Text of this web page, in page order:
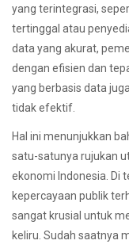
yang terintegrasi,
tertinggal atau
data yang akurat,
dengan efisien dan
yang berbasis data
tidak efektif.
Hal ini menunjukkan
satu-satunya rujukan
ekonomi Indonesia. Di
kepercayaan publik
sangat krusial untuk
keliru. Sudah saatnya